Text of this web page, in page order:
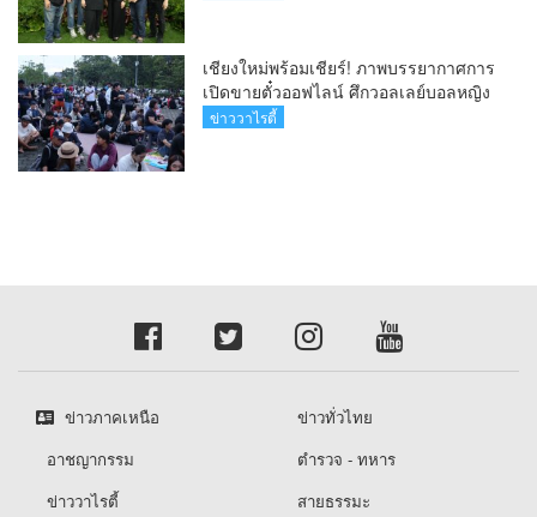
เชียงใหม่พร้อมเชียร์! ภาพบรรยากาศการ
เปิดขายตั๋วออฟไลน์ ศึกวอลเลย์บอลหญิง
‘BYD DMI 6th SEA V Cup’ 6 ส.ค. นี้ รวม
ข่าววาไรตี้
ข่าวภาคเหนือ
ข่าวทั่วไทย
อาชญากรรม
ตำรวจ - ทหาร
ข่าววาไรตี้
สายธรรมะ